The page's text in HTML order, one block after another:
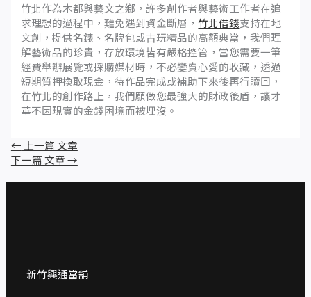
竹北作為木都與藝文之鄉，許多創作者與藝術工作者在追
求理想的過程中，難免遇到資金斷層， 竹北借錢支持在地
文創，提供名錶、名牌包或古玩精品的高額典當，我們理
解藝術品的珍貴，存放環境皆有嚴格控管，當您需要一筆
經費舉辦展覽或採購媒材時，不必變賣心愛的收藏，透過
短期質押換取現金，待作品完成或補助下來後再行贖回，
在竹北的創作路上，我們願做您最強大的財政後盾，讓才
華不因現實的金錢困境而被埋沒。
← 上一篇 文章
下一篇 文章→
新竹興通當舖